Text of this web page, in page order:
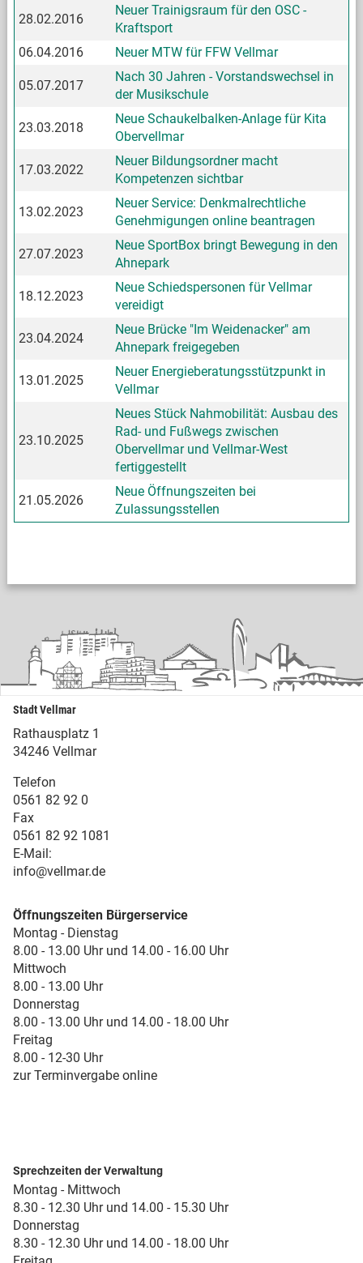
28.02.2016
Neuer Trainigsraum für den OSC -
Kraftsport
06.04.2016
Neuer MTW für FFW Vellmar
05.07.2017
Nach 30 Jahren - Vorstandswechsel in
der Musikschule
23.03.2018
Neue Schaukelbalken-Anlage für Kita
Obervellmar
17.03.2022
Neuer Bildungsordner macht
Kompetenzen sichtbar
13.02.2023
Neuer Service: Denkmalrechtliche
Genehmigungen online beantragen
27.07.2023
Neue SportBox bringt Bewegung in den
Ahnepark
18.12.2023
Neue Schiedspersonen für Vellmar
vereidigt
23.04.2024
Neue Brücke "Im Weidenacker" am
Ahnepark freigegeben
13.01.2025
Neuer Energieberatungsstützpunkt in
Vellmar
23.10.2025
Neues Stück Nahmobilität: Ausbau des
Rad- und Fußwegs zwischen
Obervellmar und Vellmar-West
fertiggestellt
21.05.2026
Neue Öffnungszeiten bei
Zulassungsstellen
Stadt Vellmar
Rathausplatz 1
34246 Vellmar
Telefon
0561 82 92 0
Fax
0561 82 92 1081
E-Mail:
info@vellmar.de
Öffnungszeiten Bürgerservice
Montag - Dienstag
8.00 - 13.00 Uhr und 14.00 - 16.00 Uhr
Mittwoch
8.00 - 13.00 Uhr
Donnerstag
8.00 - 13.00 Uhr und 14.00 - 18.00 Uhr
Freitag
8.00 - 12-30 Uhr
zur Terminvergabe online
Sprechzeiten der Verwaltung
Montag - Mittwoch
8.30 - 12.30 Uhr und 14.00 - 15.30 Uhr
Donnerstag
8.30 - 12.30 Uhr und 14.00 - 18.00 Uhr